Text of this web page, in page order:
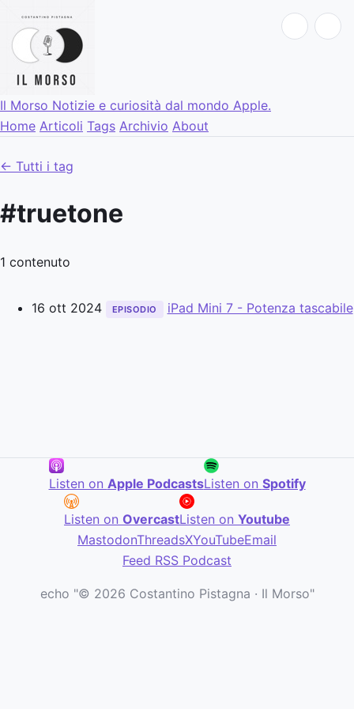
Il Morso Notizie e curiosità dal mondo Apple.
Home Articoli Tags Archivio About
← Tutti i tag
#truetone
1 contenuto
16 ott 2024 EPISODIO iPad Mini 7 - Potenza tascabile
Listen on Apple PodcastsListen on Spotify
Listen on OvercastListen on Youtube
MastodonThreadsXYouTubeEmail
Feed RSS Podcast
echo "© 2026 Costantino Pistagna · Il Morso"